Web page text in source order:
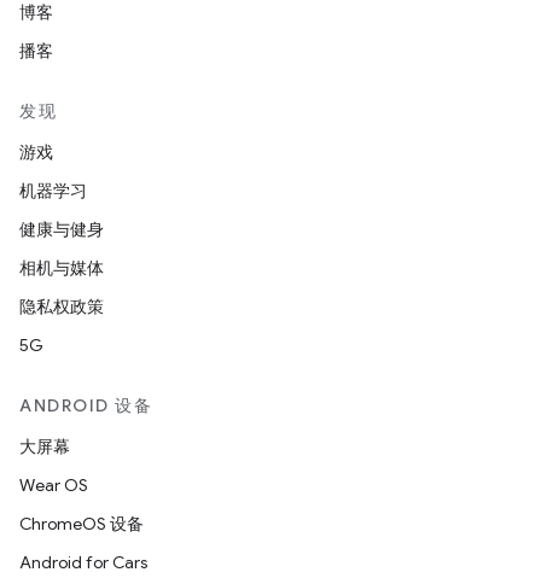
博客
播客
发现
游戏
机器学习
健康与健身
相机与媒体
隐私权政策
5G
ANDROID 设备
大屏幕
Wear OS
ChromeOS 设备
Android for Cars